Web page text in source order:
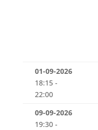
01-09-2026
18:15 -
22:00
09-09-2026
19:30 -